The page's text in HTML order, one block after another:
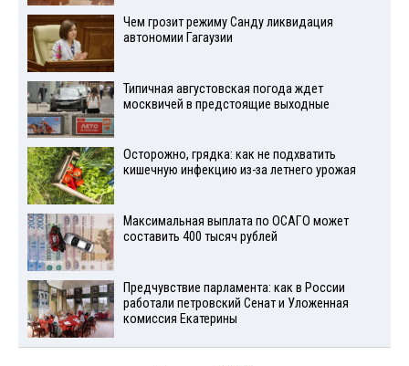
Чем грозит режиму Санду ликвидация
автономии Гагаузии
Типичная августовская погода ждет
москвичей в предстоящие выходные
Осторожно, грядка: как не подхватить
кишечную инфекцию из-за летнего урожая
Максимальная выплата по ОСАГО может
составить 400 тысяч рублей
Предчувствие парламента: как в России
работали петровский Сенат и Уложенная
комиссия Екатерины